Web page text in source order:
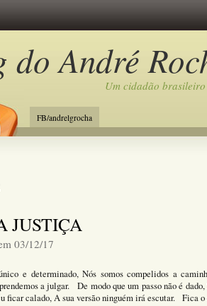
do André
Um cidadão
FB/andrelgrocha
JUSTIÇA
03/12/17
e determinado, Nós somos compelidos a
a julgar. De modo que um passo não é
ficar calado, A sua versão ninguém irá escutar. Fica